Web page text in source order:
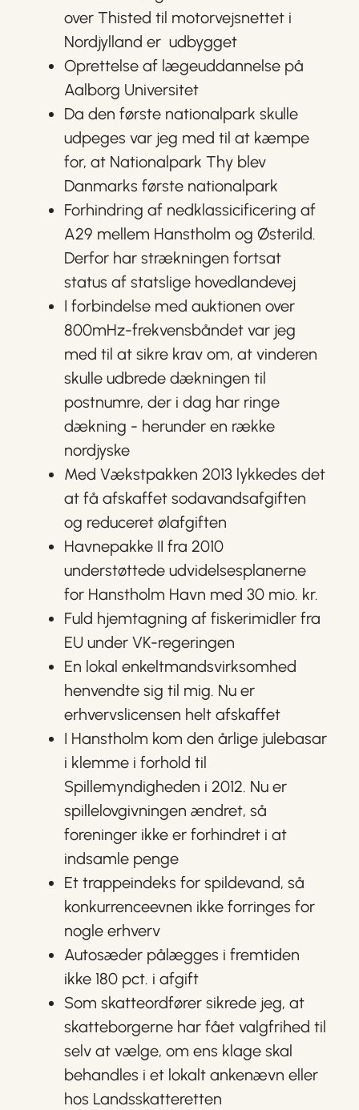
over Thisted til motorvejsnettet i
Nordjylland er udbygget
Oprettelse af lægeuddannelse på
Aalborg Universitet
Da den første nationalpark skulle
udpeges var jeg med til at kæmpe
for, at Nationalpark Thy blev
Danmarks første nationalpark
Forhindring af nedklassicificering af
A29 mellem Hanstholm og Østerild.
Derfor har strækningen fortsat
status af statslige hovedlandevej
I forbindelse med auktionen over
800mHz-frekvensbåndet var jeg
med til at sikre krav om, at vinderen
skulle udbrede dækningen til
postnumre, der i dag har ringe
dækning - herunder en række
nordjyske
Med Vækstpakken 2013 lykkedes det
at få afskaffet sodavandsafgiften
og reduceret ølafgiften
Havnepakke II fra 2010
understøttede udvidelsesplanerne
for Hanstholm Havn med 30 mio. kr.
Fuld hjemtagning af fiskerimidler fra
EU under VK-regeringen
En lokal enkeltmandsvirksomhed
henvendte sig til mig. Nu er
erhvervslicensen helt afskaffet
I Hanstholm kom den årlige julebasar
i klemme i forhold til
Spillemyndigheden i 2012. Nu er
spillelovgivningen ændret, så
foreninger ikke er forhindret i at
indsamle penge
Et trappeindeks for spildevand, så
konkurrenceevnen ikke forringes for
nogle erhverv
Autosæder pålægges i fremtiden
ikke 180 pct. i afgift
Som skatteordfører sikrede jeg, at
skatteborgerne har fået valgfrihed til
selv at vælge, om ens klage skal
behandles i et lokalt ankenævn eller
hos Landsskatteretten